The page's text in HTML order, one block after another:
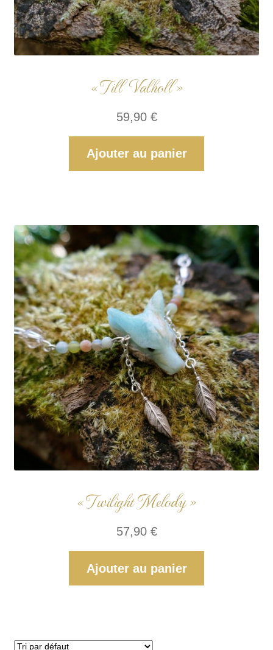
« Till Valholl »
59,90 €
Ajouter au panier
« Twilight Melody »
57,90 €
Ajouter au panier